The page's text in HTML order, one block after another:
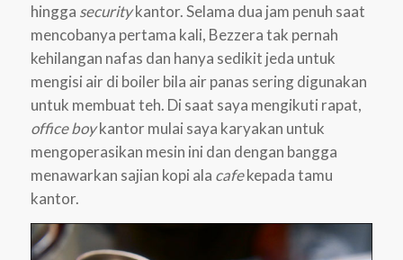
hingga securitykantor. Selama dua jam penuh saat
mencobanya pertama kali, Bezzera tak pernah
kehilangan nafas dan hanya sedikit jeda untuk
mengisi air di boiler bila air panas sering digunakan
untuk membuat teh. Di saat saya mengikuti rapat,
office boykantor mulai saya karyakan untuk
mengoperasikan mesin ini dan dengan bangga
menawarkan sajian kopi ala cafekepada tamu
kantor.